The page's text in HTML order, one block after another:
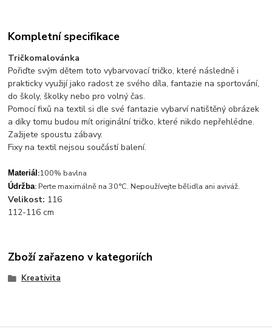
Kompletní specifikace
Tričkomalovánka
Pořiďte svým dětem toto vybarvovací tričko, které následně i
prakticky využijí jako radost ze svého díla, fantazie na sportování,
do školy, školky nebo pro volný čas.
Pomocí fixů na textil si dle své fantazie vybarví natištěný obrázek
a díky tomu budou mít originální tričko, které nikdo nepřehlédne.
Zažijete spoustu zábavy.
Fixy na textil nejsou součástí balení.
Materiál :100% bavlna
Údržba: Perte maximálně na 30°C. Nepoužívejte bělidla ani aviváž.
Velikost: 116
112-116 cm
Zboží zařazeno v kategoriích
Kreativita